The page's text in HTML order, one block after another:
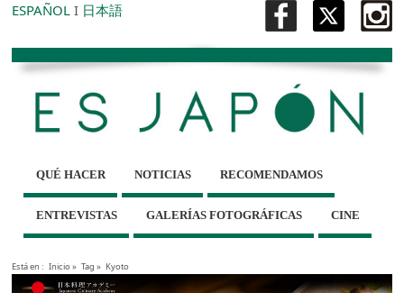
ESPAÑOL I 日本語
QUÉ HACER NOTICIAS RECOMENDAMOS
ENTREVISTAS GALERÍAS FOTOGRÁFICAS CINE
Está en : Inicio» Tag » Kyoto